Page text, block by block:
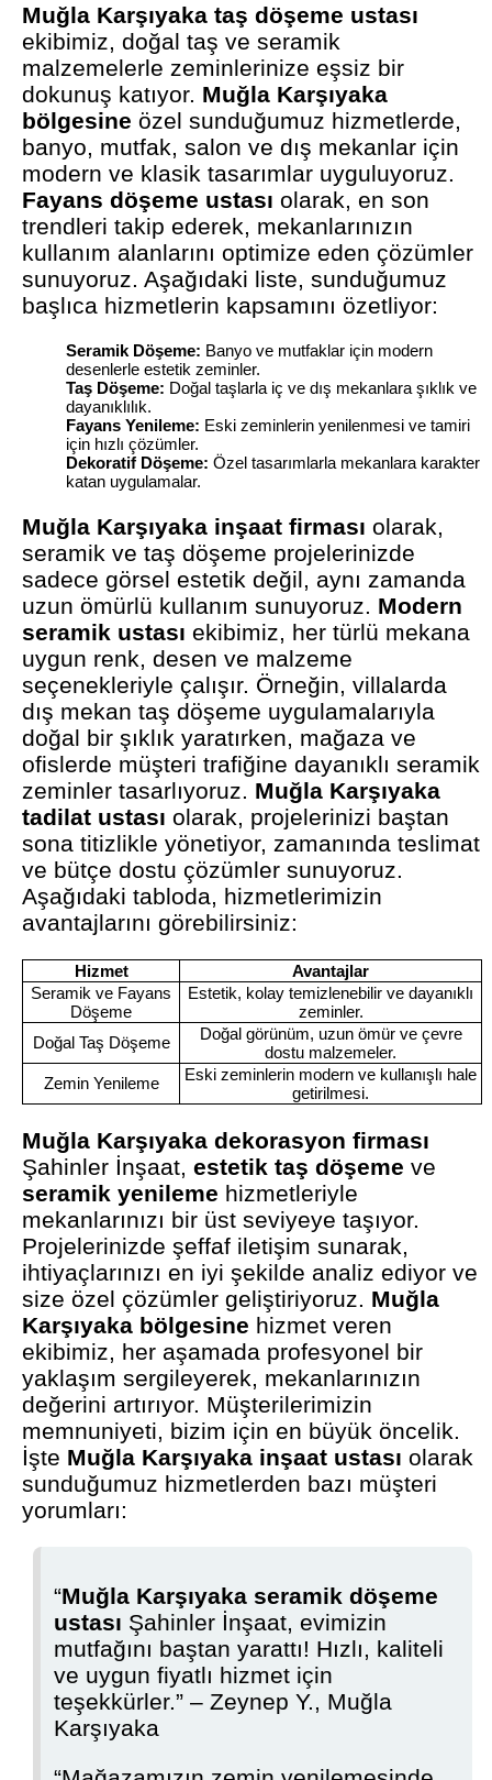
Muğla Karşıyaka taş döşeme ustası
ekibimiz, doğal taş ve seramik
malzemelerle zeminlerinize eşsiz bir
dokunuş katıyor. Muğla Karşıyaka
bölgesine özel sunduğumuz hizmetlerde,
banyo, mutfak, salon ve dış mekanlar için
modern ve klasik tasarımlar uyguluyoruz.
Fayans döşeme ustası olarak, en son
trendleri takip ederek, mekanlarınızın
kullanım alanlarını optimize eden çözümler
sunuyoruz. Aşağıdaki liste, sunduğumuz
başlıca hizmetlerin kapsamını özetliyor:
Seramik Döşeme: Banyo ve mutfaklar için modern
desenlerle estetik zeminler.
Taş Döşeme: Doğal taşlarla iç ve dış mekanlara şıklık ve
dayanıklılık.
Fayans Yenileme: Eski zeminlerin yenilenmesi ve tamiri
için hızlı çözümler.
Dekoratif Döşeme: Özel tasarımlarla mekanlara karakter
katan uygulamalar.
Muğla Karşıyaka inşaat firması olarak,
seramik ve taş döşeme projelerinizde
sadece görsel estetik değil, aynı zamanda
uzun ömürlü kullanım sunuyoruz. Modern
seramik ustası ekibimiz, her türlü mekana
uygun renk, desen ve malzeme
seçenekleriyle çalışır. Örneğin, villalarda
dış mekan taş döşeme uygulamalarıyla
doğal bir şıklık yaratırken, mağaza ve
ofislerde müşteri trafiğine dayanıklı seramik
zeminler tasarlıyoruz. Muğla Karşıyaka
tadilat ustası olarak, projelerinizi baştan
sona titizlikle yönetiyor, zamanında teslimat
ve bütçe dostu çözümler sunuyoruz.
Aşağıdaki tabloda, hizmetlerimizin
avantajlarını görebilirsiniz:
Hizmet
Avantajlar
Seramik ve Fayans
Döşeme
Estetik, kolay temizlenebilir ve dayanıklı
zeminler.
Doğal Taş Döşeme
Doğal görünüm, uzun ömür ve çevre
dostu malzemeler.
Zemin Yenileme
Eski zeminlerin modern ve kullanışlı hale
getirilmesi.
Muğla Karşıyaka dekorasyon firması
Şahinler İnşaat,estetik taş döşeme ve
seramik yenileme hizmetleriyle
mekanlarınızı bir üst seviyeye taşıyor.
Projelerinizde şeffaf iletişim sunarak,
ihtiyaçlarınızı en iyi şekilde analiz ediyor ve
size özel çözümler geliştiriyoruz. Muğla
Karşıyaka bölgesine hizmet veren
ekibimiz, her aşamada profesyonel bir
yaklaşım sergileyerek, mekanlarınızın
değerini artırıyor. Müşterilerimizin
memnuniyeti, bizim için en büyük öncelik.
İşte Muğla Karşıyaka inşaat ustası olarak
sunduğumuz hizmetlerden bazı müşteri
yorumları:
“Muğla Karşıyaka seramik döşeme
ustası Şahinler İnşaat, evimizin
mutfağını baştan yarattı! Hızlı, kaliteli
ve uygun fiyatlı hizmet için
teşekkürler.” – Zeynep Y., Muğla
Karşıyaka